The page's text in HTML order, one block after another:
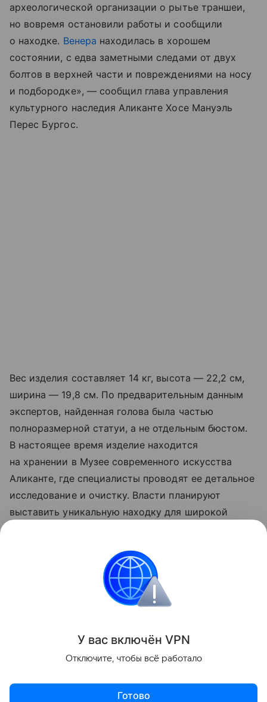
археологической организации о рытье траншеи,
но вовремя остановили работы и сообщили
о находке. Венера находилась в хорошем
состоянии, с едва заметными следами от двух
болтов в верхней части и повреждениями на носу
и подбородке», — сообщил глава управления
культурного наследия Аликанте Хосе Мануэль
Перес Бургос.
Вес изделия составляет 14 кг, высота — 22,2 см,
ширина — 19,8 см. По предварительным данным
экспертов, найденная голова была частью
полноразмерной статуи, а не отдельным бюстом.
В настоящее время изделие находится
на хранении в Музее современного искусства
Аликанте, где специалисты проводят ее детальное
исследование и очистку. Власти планируют
выставить уникальную находку для широкой
музейном размещении.
Археология
Поделиться
У вас включён VPN
Отключите, чтобы всё работало
Готово